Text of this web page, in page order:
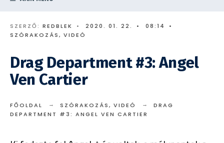
SZERZŐ: REDBLEK • 2020. 01. 22. • 08:14
•
SZÓRAKOZÁS, VIDEÓ
Drag Department #3: Angel
Ven Cartier
FŐOLDAL SZÓRAKOZÁS, VIDEÓ
DRAG
DEPARTMENT #3: ANGEL VEN CARTIER